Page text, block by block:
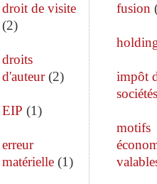
droit de visite
(2)
droits
d'auteur(2)
EIP (1)
erreur
matérielle(1)
fusion
impôt
sociétés
motifs